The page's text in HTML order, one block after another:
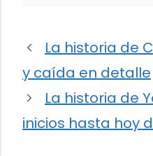
La historia de
y caída en detalle
La historia de
inicios hasta hoy